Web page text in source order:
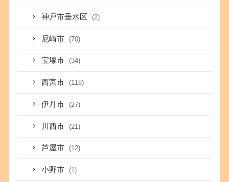
神戸市垂水区 (2)
尼崎市 (70)
宝塚市 (34)
西宮市 (118)
伊丹市 (27)
川西市 (21)
芦屋市 (12)
小野市 (1)